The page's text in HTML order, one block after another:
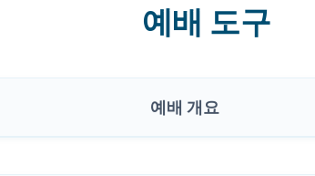
예배 도구
예배 개요